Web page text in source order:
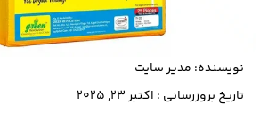
نویسنده: مدیر سایت
تاریخ بروزرسانی : اکتبر 23, 2025